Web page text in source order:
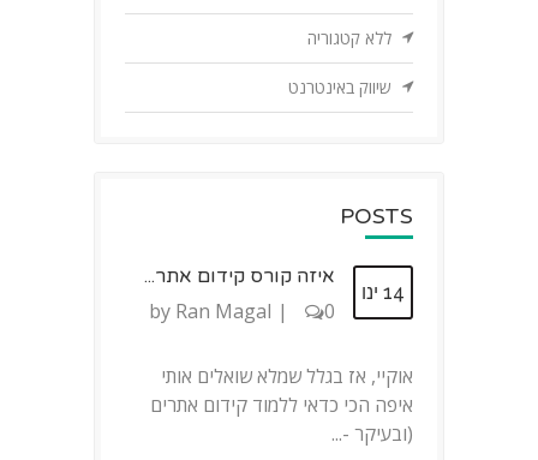
ללא קטגוריה
שיווק באינטרנט
POSTS
14 ינו
איזה קורס קידום אתר...
by Ran Magal | 0
אוקיי, אז בגלל שמלא שואלים אותי
איפה הכי כדאי ללמוד קידום אתרים
(ובעיקר -...